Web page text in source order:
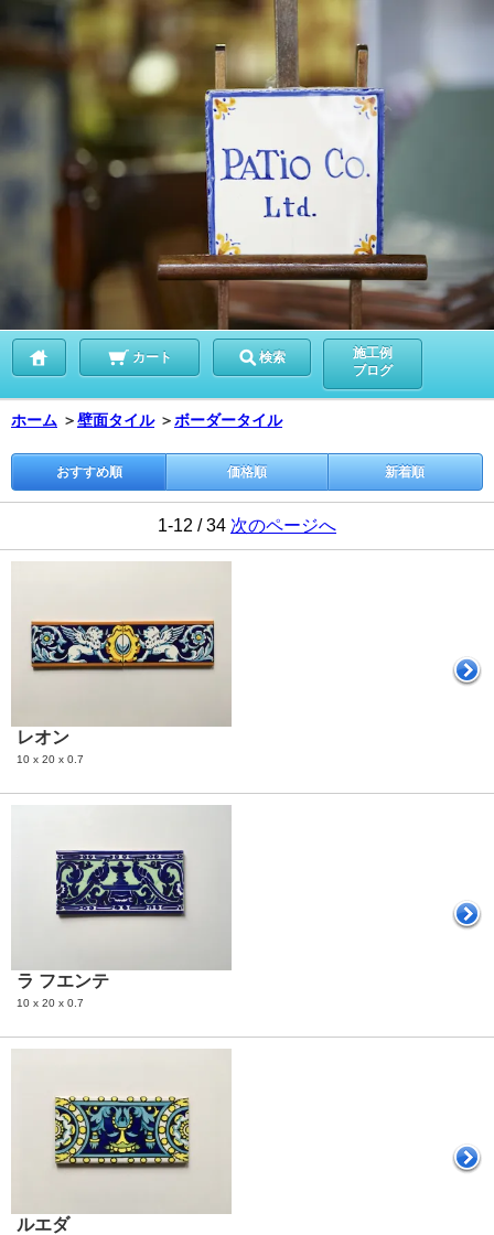
カート 検索
施工例
ブログ
ホーム ＞壁面タイル ＞ボーダータイル
おすすめ順 価格順 新着順
1-12 / 34 次のページへ
レオン
10 x 20 x 0.7
ラ フエンテ
10 x 20 x 0.7
ルエダ